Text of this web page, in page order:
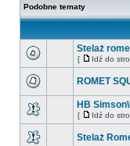
Podobne tematy
Stelaż
[ Idź do
ROMET
HB
[ Idź do
Stelaż